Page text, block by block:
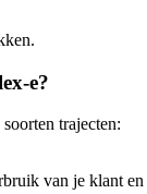
e?
trajecten:
van je klant en